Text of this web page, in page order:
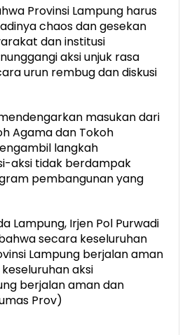
Provinsi Lampung harus
chaos dan gesekan
dan institusi
aksi unjuk rasa
urun rembug dan diskusi
masukan dari
Agama dan Tokoh
langkah
aksi tidak berdampak
pembangunan yang
Lampung, Irjen Pol Purwadi
secara keseluruhan
Lampung berjalan aman
aksi
berjalan aman dan
Prov)